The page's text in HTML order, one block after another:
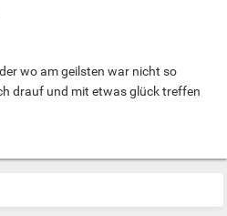
wo am geilsten war nicht so
drauf und mit etwas glück treffen